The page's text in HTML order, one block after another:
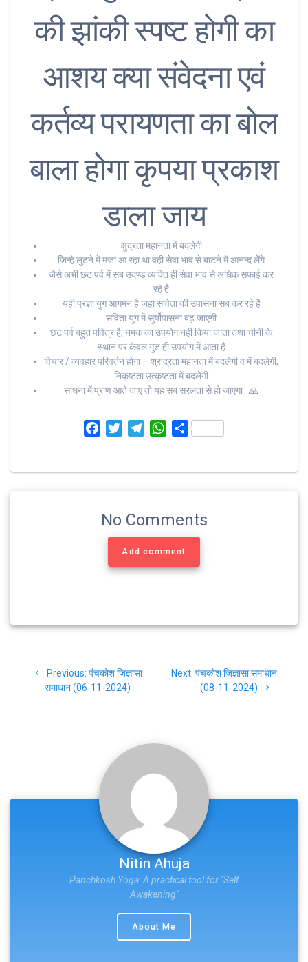
की झांकी स्पष्ट होगी का
आशय क्या संवेदना एवं
कर्तव्य परायणता का बोल
बाला होगा कृपया प्रकाश
डाला जाय
क्षुद्रता महानता में बदलेगी
जिन्हे लुटने में मजा आ रहा था वही सेवा भाव से बाटने में आनन्द लेंगे
जैसे अभी छट पर्व में सब उदण्ड व्यक्ति ही सेवा भाव से अधिक सफाई कर
रहे है
यही प्रज्ञा युग आगमन है जहा सविता की उपासना सब कर रहे है
सविता युग में सुर्योपासना बढ़ जाएगी
छट पर्व बहुत पवित्र है, नमक का उपयोग नही किया जाता तथा चीनी के
स्थान पर केवल गुड ही उपयोग में आता है
विचार / व्यवहार परिवर्तन होगा – श्रुद्रता महानता में बदलेगी व में बदलेगी,
निकृष्टता उत्कृष्टता में बदलेगी
साधना में प्राण आते जाए तो यह सब सरलता से हो जाएगा 🙏
e
o
o
t
e
a
W
t
p
S
r
No Comments
Add comment
navigation
Previous: Previous
post:
पंचकोश जिज्ञासा
समाधान (06-11-2024)
Next: Next
post:
पंचकोश जिज्ञासा समाधान
(08-11-2024)
Nitin Ahuja
Panchkosh Yoga: A practical tool for "Self
Awakening"
About Me